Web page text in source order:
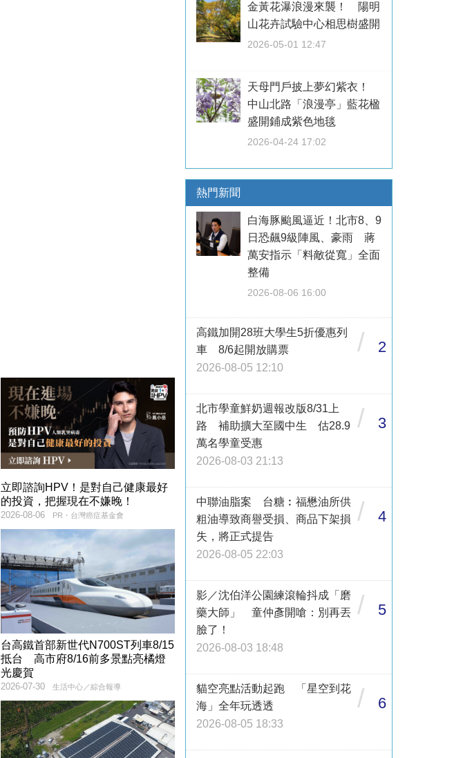
立即諮詢HPV！是對自己健康最好
的投資，把握現在不嫌晚！
PR・台灣癌症基金會
2026-08-06
台高鐵首部新世代N700ST列車8/15
抵台 高市府8/16前多景點亮橘燈
光慶賀
生活中心／綜合報導
2026-07-30
金黃花瀑浪漫來襲！ 陽明
山花卉試驗中心相思樹盛開
2026-05-01 12:47
天母門戶披上夢幻紫衣！
中山北路「浪漫亭」藍花楹
盛開鋪成紫色地毯
2026-04-24 17:02
熱門新聞
白海豚颱風逼近！北市8、9
日恐飆9級陣風、豪雨 蔣
萬安指示「料敵從寬」全面
整備
2026-08-06 16:00
高鐵加開28班大學生5折優惠列
車 8/6起開放購票
2026-08-05 12:10
/ 2
北市學童鮮奶週報改版8/31上
路 補助擴大至國中生 估28.9
萬名學童受惠
2026-08-03 21:13
/ 3
中聯油脂案 台糖︰福懋油所供
粗油導致商譽受損、商品下架損
失，將正式提告
2026-08-05 22:03
/ 4
影／沈伯洋公園練滾輪抖成「磨
藥大師」 童仲彥開嗆：別再丟
臉了！
2026-08-03 18:48
/ 5
貓空亮點活動起跑 「星空到花
海」全年玩透透
2026-08-05 18:33
/ 6